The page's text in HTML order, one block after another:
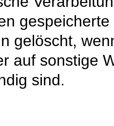
gelöscht,
auf sonstige
sind.